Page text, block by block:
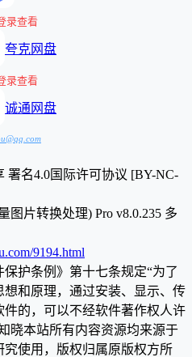
录查看
夸克网盘
录查看
诚通网盘
署名4.0国际许可协议 [BY-NC-
图片转换处理) Pro v8.0.235 多
9194.html
护条例》第十七条规定“为了
和原理，通过安装、显示、传
的，可以不经软件著作权人许
晓本站所有内容资源均来源于
使用，版权归属原版权方所